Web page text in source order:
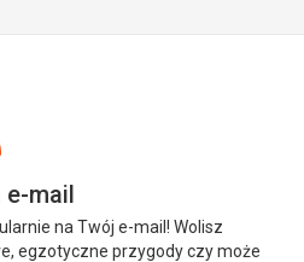
e-mail
na Twój e-mail! Wolisz
egzotyczne przygody czy może